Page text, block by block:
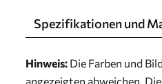
Spezifikationen und
Hinweis: Die Farben und
angezeigten abweichen.